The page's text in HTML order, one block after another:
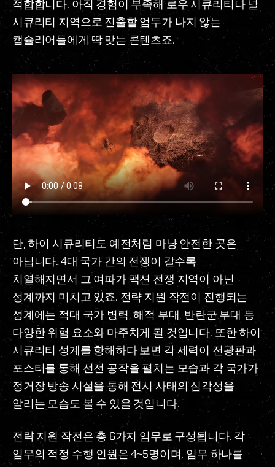
적합합니다. 아직 경험이 부족해 로우 시큐리티나 널
시큐리티 지역으로 진출할 엄두가 나지 않는
캡슐리어들에게 딱 맞는 콘텐츠죠.
단, 하이 시큐리티도 예전처럼 마냥 안전한 곳은
아닙니다. 4대 국가 간의 전쟁이 갈수록
치열해지면서 그 여파가 팩션 전쟁 지역이 아닌
성계까지 미치고 있죠. 전략 지원 작전이 진행되는
성계에는 적대 국가 병력, 해적 부대, 반란군 부대 등
다양한 위험 요소와 마주치게 될 것입니다. 또한 하이
시큐리티 성계를 항해하다 보면 각 세력이 전광판과
포스터를 통해 선전 공작을 펼치는 모습과 각 국가가
정거장 방송 시설을 통해 전시 사태의 심각성을
알리는 모습도 볼 수 있을 것입니다.
전략 지원 작전은 총 6가지 임무로 구성됩니다. 각
임무의 적정 수행 인원은 4~5명이며, 임무 하나를